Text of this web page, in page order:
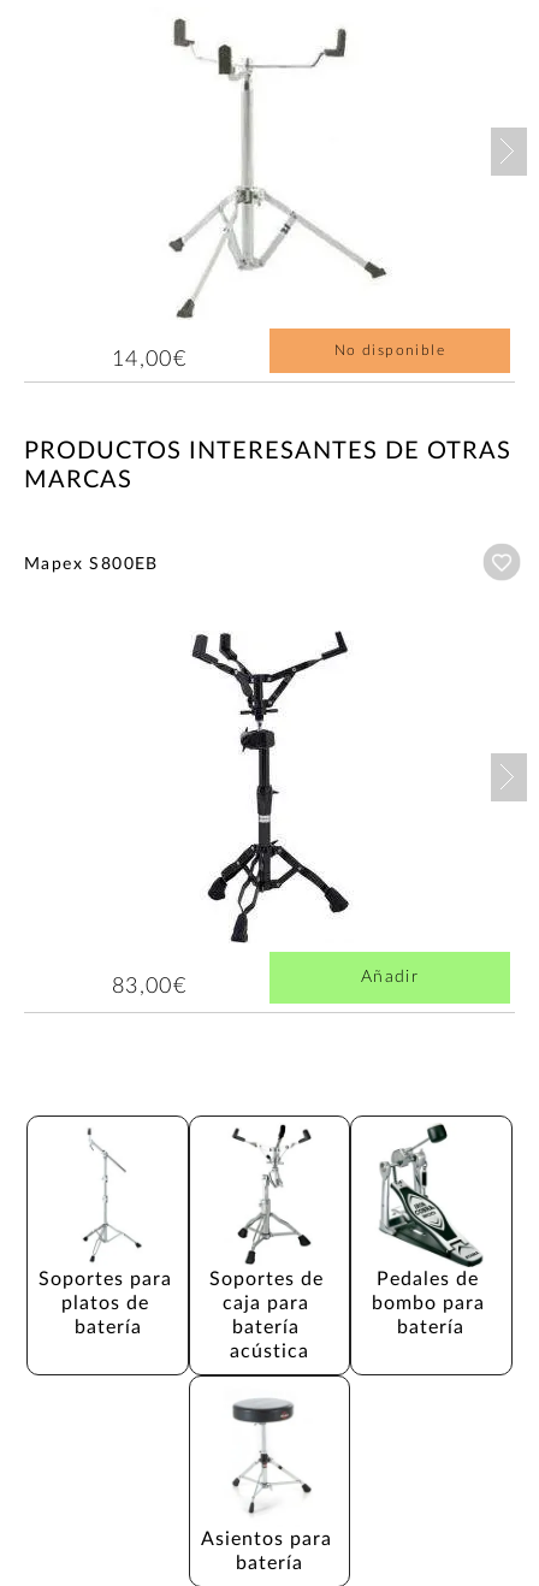
14,00€ No disponible
PRODUCTOS INTERESANTES DE OTRAS
MARCAS
Mapex S800EB
83,00€ Añadir
Soportes para
platos de
batería
Soportes de
caja para
batería
acústica
Pedales de
bombo para
batería
Asientos para
batería